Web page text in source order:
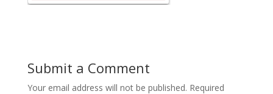
Submit a Comment
Your email address will not be published. Required